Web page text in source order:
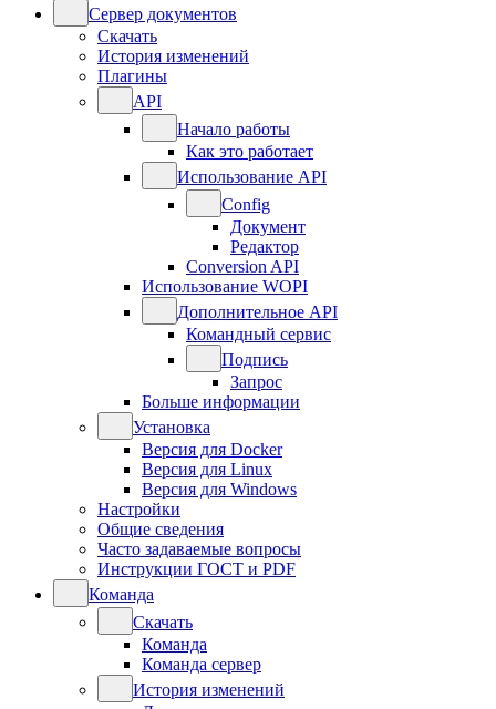
Сервер документов
Скачать
История изменений
Плагины
API
Начало работы
Как это работает
Использование API
Config
Документ
Редактор
Conversion API
Использование WOPI
Дополнительное API
Командный сервис
Подпись
Запрос
Больше информации
Установка
Версия для Docker
Версия для Linux
Версия для Windows
Настройки
Общие сведения
Часто задаваемые вопросы
Инструкции ГОСТ и PDF
Команда
Скачать
Команда
Команда сервер
История изменений